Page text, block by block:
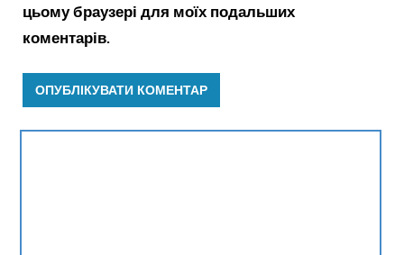
цьому браузері для моїх подальших
коментарів.